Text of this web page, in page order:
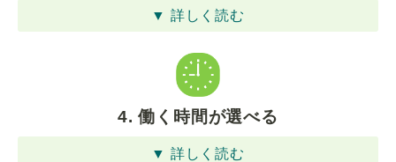
▼ 詳しく読む
4. 働く時間が選べる
▼ 詳しく読む